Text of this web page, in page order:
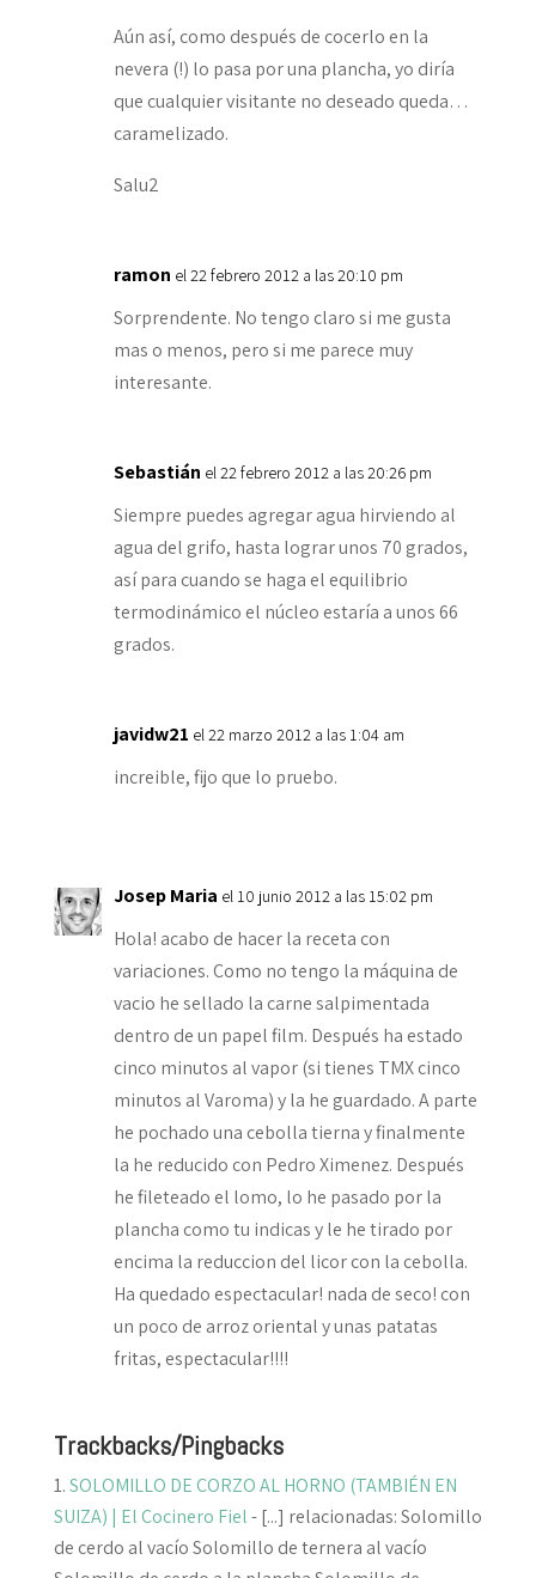
Aún así, como después de cocerlo en la
nevera (!) lo pasa por una plancha, yo diría
que cualquier visitante no deseado queda…
caramelizado.
Salu2
ramon el 22 febrero 2012 a las 20:10 pm
Sorprendente. No tengo claro si me gusta
mas o menos, pero si me parece muy
interesante.
Sebastián el 22 febrero 2012 a las 20:26 pm
Siempre puedes agregar agua hirviendo al
agua del grifo, hasta lograr unos 70 grados,
así para cuando se haga el equilibrio
termodinámico el núcleo estaría a unos 66
grados.
javidw21 el 22 marzo 2012 a las 1:04 am
increible, fijo que lo pruebo.
Josep Maria el 10 junio 2012 a las 15:02 pm
Hola! acabo de hacer la receta con
variaciones. Como no tengo la máquina de
vacio he sellado la carne salpimentada
dentro de un papel film. Después ha estado
cinco minutos al vapor (si tienes TMX cinco
minutos al Varoma) y la he guardado. A parte
he pochado una cebolla tierna y finalmente
la he reducido con Pedro Ximenez. Después
he fileteado el lomo, lo he pasado por la
plancha como tu indicas y le he tirado por
encima la reduccion del licor con la cebolla.
Ha quedado espectacular! nada de seco! con
un poco de arroz oriental y unas patatas
fritas, espectacular!!!!
Trackbacks/Pingbacks
SOLOMILLO DE CORZO AL HORNO (TAMBIÉN EN
SUIZA) | El Cocinero Fiel- [...] relacionadas: Solomillo
de cerdo al vacío Solomillo de ternera al vacío